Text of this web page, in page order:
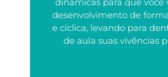
desenvolvimento de
e cíclica, levando para
de aula suas vivências